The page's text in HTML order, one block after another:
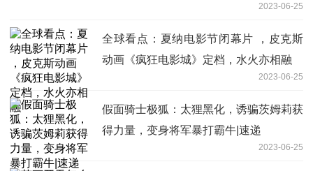
2023-06-25
全球看点：夏纳电影节闭幕片 ，皮克斯
动画《疯狂电影城》定档，水火亦相融
2023-06-25
假面骑士极狐：太狸黑化，诱骗茨姆莉获
得力量，变身将军暴打霸牛|速递
2023-06-25